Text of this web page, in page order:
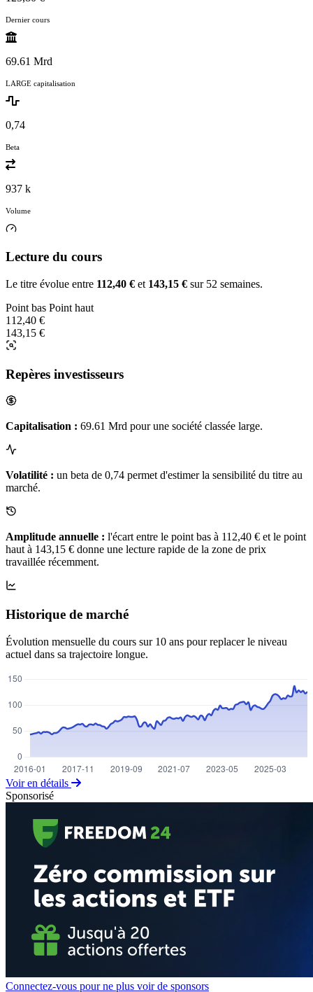
Dernier cours
69.61 Mrd
LARGE capitalisation
0,74
Beta
937 k
Volume
Lecture du cours
Le titre évolue entre 112,40 € et 143,15 € sur 52 semaines.
Point bas Point haut
112,40 €
143,15 €
Repères investisseurs
Capitalisation : 69.61 Mrd pour une société classée large.
Volatilité : un beta de 0,74 permet d'estimer la sensibilité du titre au
marché.
Amplitude annuelle : l'écart entre le point bas à 112,40 € et le point
haut à 143,15 € donne une lecture rapide de la zone de prix
travaillée récemment.
Historique de marché
Évolution mensuelle du cours sur 10 ans pour replacer le niveau
actuel dans sa trajectoire longue.
Voir en détails
Sponsorisé
Connectez-vous pour ne plus voir de sponsors